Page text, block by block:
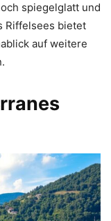
spiegelglatt und
Riffelsees bietet
auf weitere